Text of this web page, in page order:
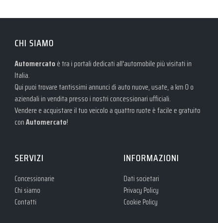
CHI SIAMO
Automercato è tra i portali dedicati all'automobile più visitati in
Italia.
Qui puoi trovare tantissimi annunci di auto nuove, usate, a km 0 o
aziendali in vendita presso i nostri concessionari ufficiali.
Vendere e acquistare il tuo veicolo a quattro ruote è facile e gratuito
conAutomercato!
SERVIZI
Concessionarie
Chi siamo
Contatti
INFORMAZIONI
Dati societari
Privacy Policy
Cookie Policy